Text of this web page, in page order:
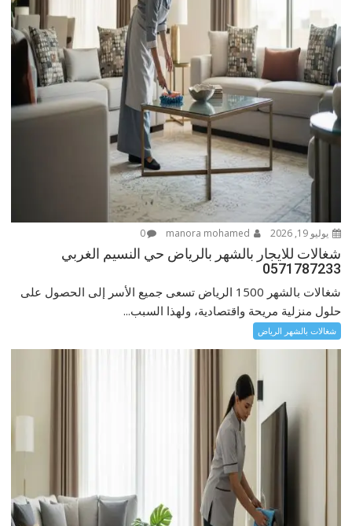
يوليو 19, 2026 0
شغالات للايجار بالشهر بالرياض حي النسيم الغربي
0571787233
شغالات بالشهر 1500 الرياض تسعى جميع الأسر إلى الحصول على
حلول منزلية مريحة واقتصادية، ولهذا السبب...
شغالات بالشهر الرياض